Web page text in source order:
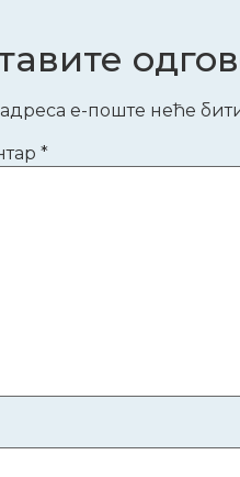
е-поште неће
*